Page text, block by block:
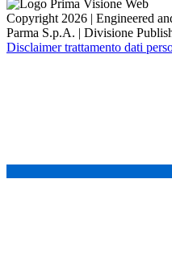
Copyright 2026 | Engineered
Parma S.p.A. | Divisione
Disclaimer trattamento dati